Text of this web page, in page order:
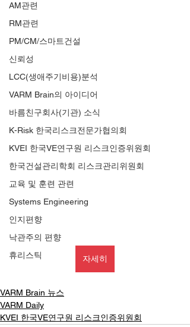
AM관련
RM관련
PM/CM/스마트건설
신뢰성
LCC(생애주기비용)분석
VARM Brain의 아이디어
바름친구회사(기관) 소식
K-Risk 한국리스크전문가협의회
KVEI 한국VE연구원 리스크인증위원회
한국건설관리학회 리스크관리위원회
교육 및 훈련 관련
Systems Engineering
인지편향
낙관주의 편향
휴리스틱
자세히
VARM Brain 뉴스
VARM Daily
KVEI 한국VE연구원 리스크인증위원회